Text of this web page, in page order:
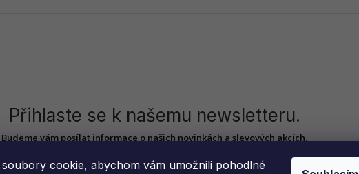
cookie, abychom vám umožnili pohodlné
Přihlaste se k našemu newsletteru.
Budeme vám posílat informace o našich novinkách a slevových akcích.